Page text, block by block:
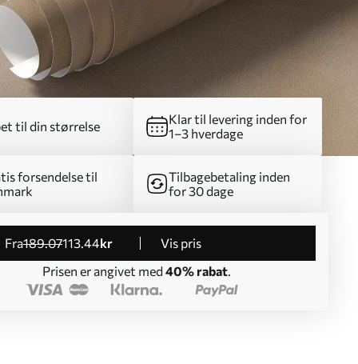
til din størrelse
Klar til levering inden for
1–3 hverdage
forsendelse til
Tilbagebetaling inden
for 30 dage
fra189.07113.44kr
Vis pris
Prisen er angivet med 40% rabat.